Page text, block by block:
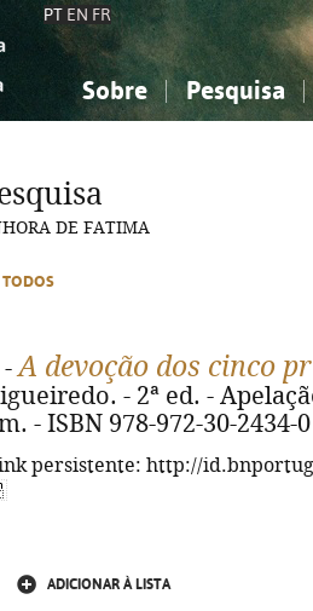
PT EN FR
Sobre Pesquisa
Ciências sociais...
Ciências sociais...
DE FATIMA
TODOS
-A devoção dos cinco
- 2ª ed. -
- ISBN 978-972-30-2434-0
persistente: http://
ADICIONAR À LISTA